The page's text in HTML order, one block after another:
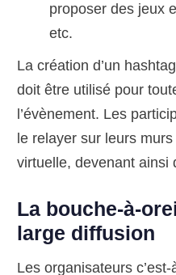
proposer des jeux
etc.
La création d’un
doit être utilisé pour
l’évènement. Les
le relayer sur leurs
virtuelle, devenant ainsi
La bouche-à-
large diffusion
Les organisateurs